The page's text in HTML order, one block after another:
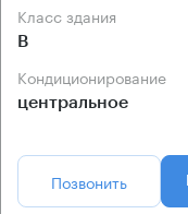
Класс здания
B
Кондиционирование
центральное
Позвонить